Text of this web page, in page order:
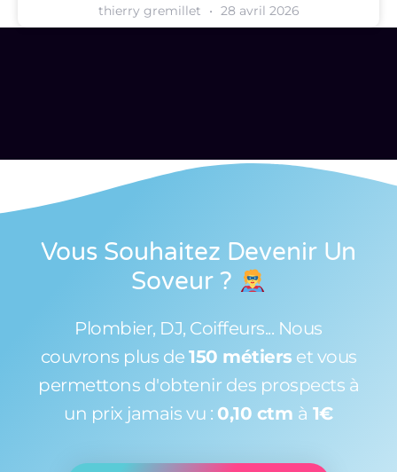
thierry gremillet 28 avril 2026
Vous Souhaitez Devenir Un
Soveur ?
Plombier, DJ, Coiffeurs... Nous
couvrons plus de 150 métiers et vous
permettons d'obtenir des prospects à
un prix jamais vu : 0,10 ctm à 1€